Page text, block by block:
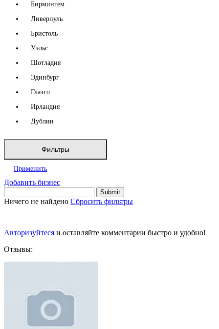
Бирмингем
Ливерпуль
Бристоль
Уэльс
Шотладия
Эдинбург
Глазго
Ирландия
Дублин
Фильтры
Применить
Добавить бизнес
Ничего не найдено Сбросить фильтры
Авторизуйтеся и оставляйте комментарии быстро и удобно!
Отзывы: